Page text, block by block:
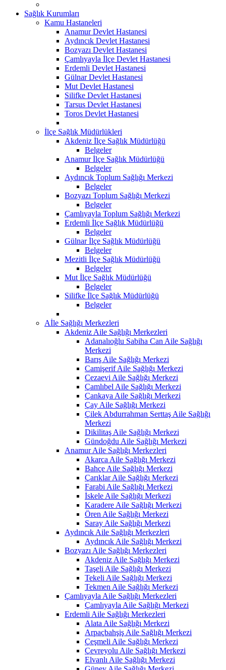
Sağlık Kurumları
Kamu Hastaneleri
Anamur Devlet Hastanesi
Aydıncık Devlet Hastanesi
Bozyazı Devlet Hastanesi
Çamlıyayla İlçe Devlet Hastanesi
Erdemli Devlet Hastanesi
Gülnar Devlet Hastanesi
Mut Devlet Hastanesi
Silifke Devlet Hastanesi
Tarsus Devlet Hastanesi
Toros Devlet Hastanesi
İlçe Sağlık Müdürlükleri
Akdeniz İlçe Sağlık Müdürlüğü
Belgeler
Anamur İlçe Sağlık Müdürlüğü
Belgeler
Aydıncık Toplum Sağlığı Merkezi
Belgeler
Bozyazı Toplum Sağlığı Merkezi
Belgeler
Çamlıyayla Toplum Sağlığı Merkezi
Erdemli İlçe Sağlık Müdürlüğü
Belgeler
Gülnar İlçe Sağlık Müdürlüğü
Belgeler
Mezitli İlçe Sağlık Müdürlüğü
Belgeler
Mut İlçe Sağlık Müdürlüğü
Belgeler
Silifke İlçe Sağlık Müdürlüğü
Belgeler
Aİle Sağlığı Merkezleri
Akdeniz Aile Sağlığı Merkezleri
Adanalıoğlu Sabiha Can Aile Sağlığı
Merkezi
Barış Aile Sağlığı Merkezi
Camişerif Aile Sağlığı Merkezi
Cezaevi Aile Sağlığı Merkezi
Çamlıbel Aile Sağlığı Merkezi
Çankaya Aile Sağlığı Merkezi
Çay Aile Sağlığı Merkezi
Çilek Abdurrahman Serttaş Aile Sağlığı
Merkezi
Dikilitaş Aile Sağlığı Merkezi
Gündoğdu Aile Sağlığı Merkezi
Anamur Aile Sağlığı Merkezleri
Akarca Aile Sağlığı Merkezi
Bahçe Aile Sağlığı Merkezi
Çarıklar Aile Sağlığı Merkezi
Farabi Aile Sağlığı Merkezi
İskele Aile Sağlığı Merkezi
Karadere Aile Sağlığı Merkezi
Ören Aile Sağlığı Merkezi
Saray Aile Sağlığı Merkezi
Aydıncık Aile Sağlığı Merkezleri
Aydıncık Aile Sağlığı Merkezi
Bozyazı Aile Sağlığı Merkezleri
Akdeniz Aile Sağlığı Merkezi
Taşeli Aile Sağlığı Merkezi
Tekeli Aile Sağlığı Merkezi
Tekmen Aile Sağlığı Merkezi
Çamlıyayla Aile Sağlığı Merkezleri
Çamlıyayla Aile Sağlığı Merkezi
Erdemli Aile Sağlığı Merkezleri
Alata Aile Sağlığı Merkezi
Arpaçbahşiş Aile Sağlığı Merkezi
Çeşmeli Aile Sağlığı Merkezi
Çevreyolu Aile Sağlığı Merkezi
Elvanlı Aile Sağlığı Merkezi